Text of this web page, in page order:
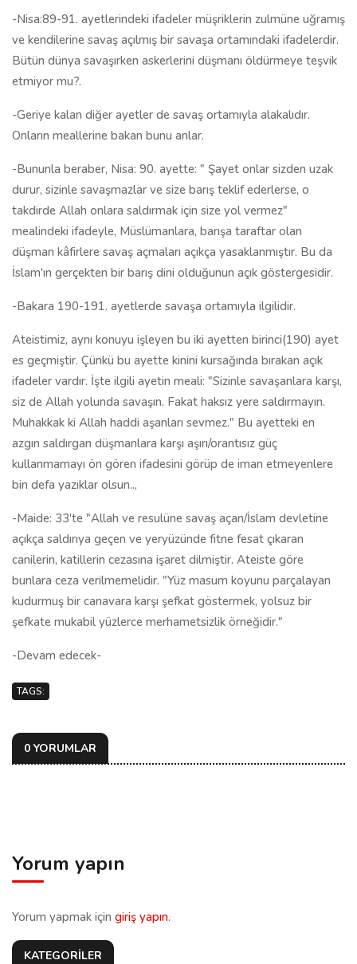
-Nisa:89-91. ayetlerindeki ifadeler müşriklerin zulmüne uğramış
ve kendilerine savaş açılmış bir savaşa ortamındaki ifadelerdir.
Bütün dünya savaşırken askerlerini düşmanı öldürmeye teşvik
etmiyor mu?.
-Geriye kalan diğer ayetler de savaş ortamıyla alakalıdır.
Onların meallerine bakan bunu anlar.
-Bununla beraber, Nisa: 90. ayette: " Şayet onlar sizden uzak
durur, sizinle savaşmazlar ve size barış teklif ederlerse, o
takdirde Allah onlara saldırmak için size yol vermez"
mealindeki ifadeyle, Müslümanlara, barışa taraftar olan
düşman kâfirlere savaş açmaları açıkça yasaklanmıştır. Bu da
İslam'ın gerçekten bir barış dini olduğunun açık göstergesidir.
-Bakara 190-191. ayetlerde savaşa ortamıyla ilgilidir.
Ateistimiz, aynı konuyu işleyen bu iki ayetten birinci(190) ayet
es geçmiştir. Çünkü bu ayette kinini kursağında bırakan açık
ifadeler vardır. İşte ilgili ayetin meali: "Sizinle savaşanlara karşı,
siz de Allah yolunda savaşın. Fakat haksız yere saldırmayın.
Muhakkak ki Allah haddi aşanları sevmez." Bu ayetteki en
azgın saldırgan düşmanlara karşı aşırı/orantısız güç
kullanmamayı ön gören ifadesini görüp de iman etmeyenlere
bin defa yazıklar olsun..,
-Maide: 33'te "Allah ve resulüne savaş açan/İslam devletine
açıkça saldırıya geçen ve yeryüzünde fitne fesat çıkaran
canilerin, katillerin cezasına işaret dilmiştir. Ateiste göre
bunlara ceza verilmemelidir. "Yüz masum koyunu parçalayan
kudurmuş bir canavara karşı şefkat göstermek, yolsuz bir
şefkate mukabil yüzlerce merhametsizlik örneğidir."
-Devam edecek-
TAGS:
0 YORUMLAR
Yorum yapın
Yorum yapmak için giriş yapın.
KATEGORİLER